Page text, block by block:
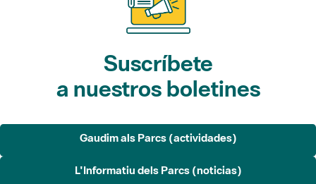
Suscríbete
a nuestros boletines
Gaudim als Parcs (actividades)
L'Informatiu dels Parcs (noticias)